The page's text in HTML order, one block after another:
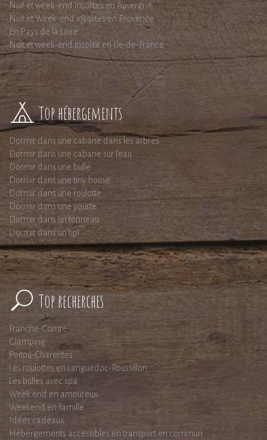
Nuit et week-end insolites en Auvergne
Nuit et Week-end insolites en Provence
En Pays de la Loire
Nuit et week-end insolite en Ile-de-France
Top hébergements
Dormir dans une cabane dans les arbres
Dormir dans une cabane sur l'eau
Dormir dans une bulle
Dormir dans une tiny house
Dormir dans une roulotte
Dormir dans une yourte
Dormir dans un tonneau
Dormir dans un tipi
Top recherches
Franche-Comté
Glamping
Poitou-Charentes
Les roulottes en Languedoc-Roussillon
Les bulles avec spa
Week end en amoureux
Weekend en famille
Idées cadeaux
Hébergements accessibles en transport en commun